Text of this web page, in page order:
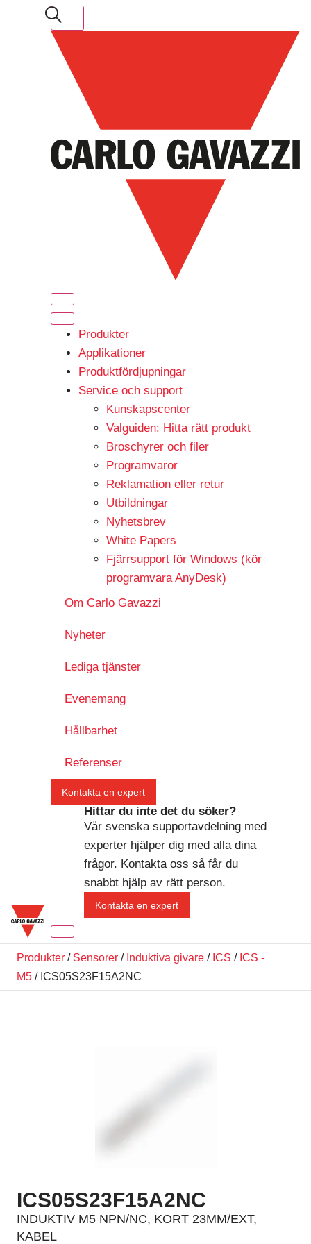
Produkter
Applikationer
Produktfördjupningar
Service och support
Kunskapscenter
Valguiden: Hitta rätt produkt
Broschyrer och filer
Programvaror
Reklamation eller retur
Utbildningar
Nyhetsbrev
White Papers
Fjärrsupport för Windows (kör
programvara AnyDesk)
Om Carlo Gavazzi
Nyheter
Lediga tjänster
Evenemang
Hållbarhet
Referenser
Kontakta en expert
Hittar du inte det du söker?
Vår svenska supportavdelning med
experter hjälper dig med alla dina
frågor. Kontakta oss så får du
snabbt hjälp av rätt person.
Kontakta en expert
Produkter / Sensorer / Induktiva givare / ICS / ICS -
M5 / ICS05S23F15A2NC
ICS05S23F15A2NC
INDUKTIV M5 NPN/NC, KORT 23MM/EXT,
KABEL